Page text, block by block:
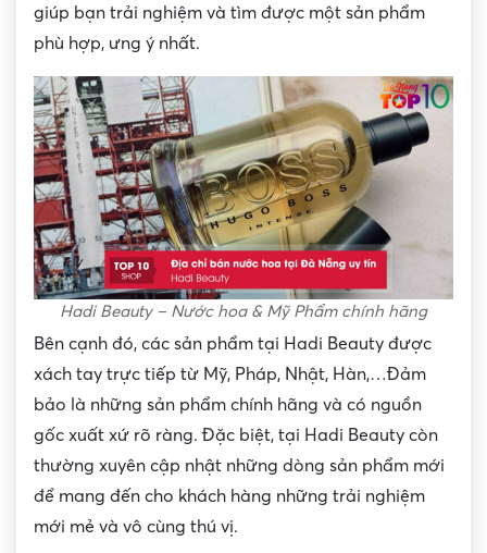
giúp bạn trải nghiệm và tìm được một sản phẩm
phù hợp, ưng ý nhất.
Hadi Beauty – Nước hoa & Mỹ Phẩm chính hãng
Bên cạnh đó, các sản phẩm tại Hadi Beauty được
xách tay trực tiếp từ Mỹ, Pháp, Nhật, Hàn,…Đảm
bảo là những sản phẩm chính hãng và có nguồn
gốc xuất xứ rõ ràng. Đặc biệt, tại Hadi Beauty còn
thường xuyên cập nhật những dòng sản phẩm mới
để mang đến cho khách hàng những trải nghiệm
mới mẻ và vô cùng thú vị.